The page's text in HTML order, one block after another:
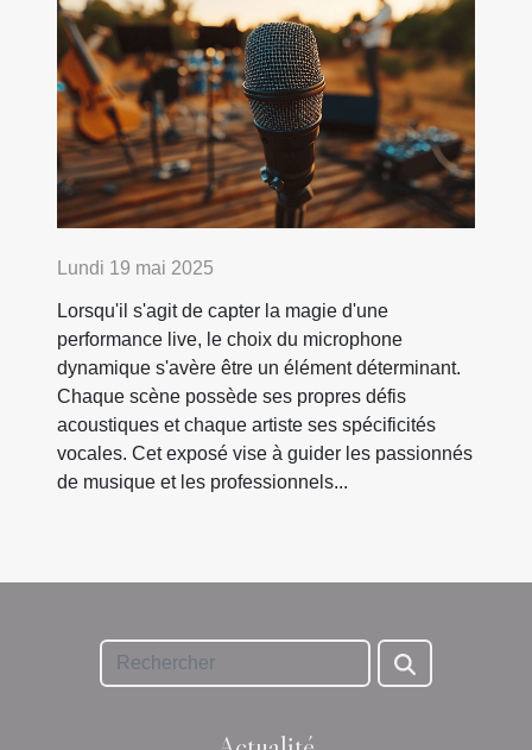
Lundi 19 mai 2025
Lorsqu'il s'agit de capter la magie d'une
performance live, le choix du microphone
dynamique s'avère être un élément déterminant.
Chaque scène possède ses propres défis
acoustiques et chaque artiste ses spécificités
vocales. Cet exposé vise à guider les passionnés
de musique et les professionnels...